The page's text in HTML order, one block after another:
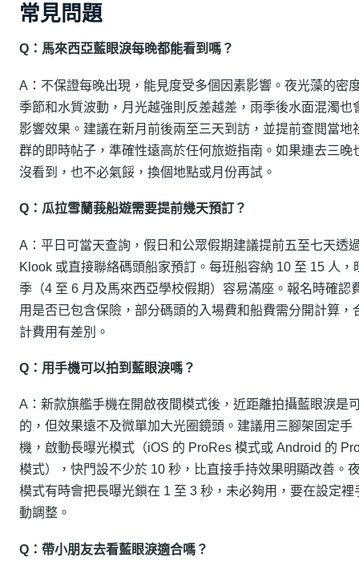
常見問題
Q：馬來西亞藍眼淚每晚都能看到嗎？
A：不保證每晚出現，能見度受多個因素影響。夜光藻的密
季節和水質波動，月光越強則反差越差，雨季後水面混濁也
影響效果。建議在新月前後兩至三天到訪，並提前查閱當地
群的即時帖子，準確性遠高於任何旅遊指南。如果連去三晚
沒看到，也不必氣餒，換個地點或月份再試。
Q：瓜拉雪蘭莪船遊需要提前幾天預訂？
A：平日可當天查詢，假日和公眾假期建議提前五至七天透
Klook 或直接聯絡碼頭船家預訂。每班船容納 10 至 15 人，
季（4 至 6 月及馬來西亞學校假期）容易滿座。報名時確認
用是否已包含保險，部分碼頭的入場費和船費需分開計算，
計費用有差別。
Q：用手機可以拍到藍眼淚嗎？
A：新款旗艦手機在開啟夜間模式後，近距離拍攝藍眼淚是
的，但效果遠不及微單加大光圈鏡頭。建議用三腳架固定手
機，啟動長曝光模式（iOS 的 ProRes 模式或 Android 的
模式），快門設不少於 10 秒，比直接手持效果明顯改善。
模式有時會把長曝光鎖在 1 至 3 秒，未必夠用，要在設定裡
動調整。
Q：帶小朋友去看藍眼淚適合嗎？